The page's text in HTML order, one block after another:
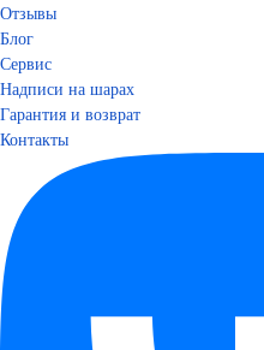
Отзывы
Блог
Сервис
Надписи на шарах
Гарантия и возврат
Контакты